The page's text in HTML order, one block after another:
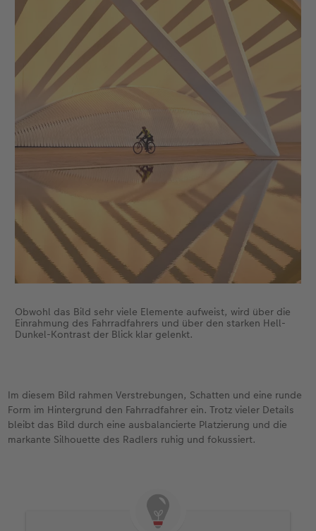
Obwohl das Bild sehr viele Elemente aufweist, wird über die
Einrahmung des Fahrradfahrers und über den starken Hell-
Dunkel-Kontrast der Blick klar gelenkt.
Im diesem Bild rahmen Verstrebungen, Schatten und eine runde
Form im Hintergrund den Fahrradfahrer ein. Trotz vieler Details
bleibt das Bild durch eine ausbalancierte Platzierung und die
markante Silhouette des Radlers ruhig und fokussiert.